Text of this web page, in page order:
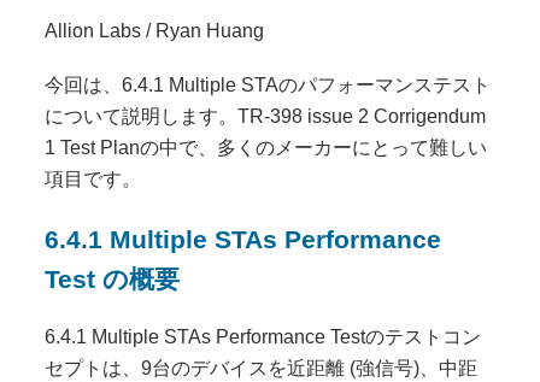
Allion Labs / Ryan Huang
今回は、6.4.1 Multiple STAのパフォーマンステスト
について説明します。TR-398 issue 2 Corrigendum
1 Test Planの中で、多くのメーカーにとって難しい
項目です。
6.4.1 Multiple STAs Performance
Test の概要
6.4.1 Multiple STAs Performance Testのテストコン
セプトは、9台のデバイスを近距離 (強信号)、中距